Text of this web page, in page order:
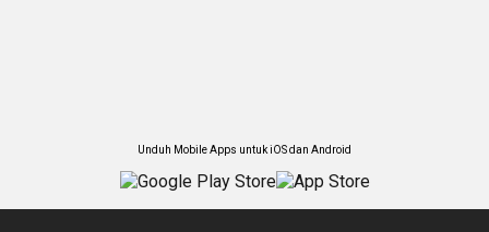
Unduh Mobile Apps untuk iOS dan Android